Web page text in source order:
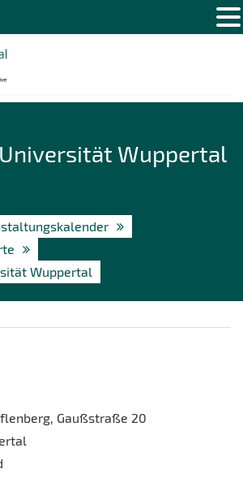
Wuppertal
Wuppertal
Gaußstraße 20